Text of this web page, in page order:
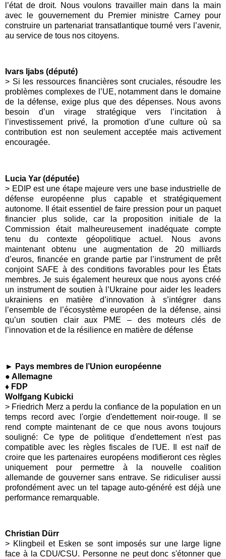
l’état de droit. Nous voulons travailler main dans la main
avec le gouvernement du Premier ministre Carney pour
construire un partenariat transatlantique tourné vers l’avenir,
au service de tous nos citoyens.
Ivars Ijabs (député)
> Si les ressources financières sont cruciales, résoudre les
problèmes complexes de l’UE, notamment dans le domaine
de la défense, exige plus que des dépenses. Nous avons
besoin d’un virage stratégique vers l’incitation à
l’investissement privé, la promotion d’une culture où sa
contribution est non seulement acceptée mais activement
encouragée.
Lucia Yar (députée)
> EDIP est une étape majeure vers une base industrielle de
défense européenne plus capable et stratégiquement
autonome. Il était essentiel de faire pression pour un paquet
financier plus solide, car la proposition initiale de la
Commission était malheureusement inadéquate compte
tenu du contexte géopolitique actuel. Nous avons
maintenant obtenu une augmentation de 20 milliards
d’euros, financée en grande partie par l’instrument de prêt
conjoint SAFE à des conditions favorables pour les États
membres. Je suis également heureux que nous ayons créé
un instrument de soutien à l’Ukraine pour aider les leaders
ukrainiens en matière d’innovation à s’intégrer dans
l’ensemble de l’écosystème européen de la défense, ainsi
qu’un soutien clair aux PME – des moteurs clés de
l’innovation et de la résilience en matière de défense
► Pays membres de l’Union européenne
● Allemagne
♦ FDP
Wolfgang Kubicki
> Friedrich Merz a perdu la confiance de la population en un
temps record avec l'orgie d'endettement noir-rouge. Il se
rend compte maintenant de ce que nous avons toujours
souligné: Ce type de politique d'endettement n'est pas
compatible avec les règles fiscales de l'UE. Il est naïf de
croire que les partenaires européens modifieront ces règles
uniquement pour permettre à la nouvelle coalition
allemande de gouverner sans entrave. Se ridiculiser aussi
profondément avec un tel tapage auto-généré est déjà une
performance remarquable.
Christian Dürr
> Klingbeil et Esken se sont imposés sur une large ligne
face à la CDU/CSU. Personne ne peut donc s'étonner que